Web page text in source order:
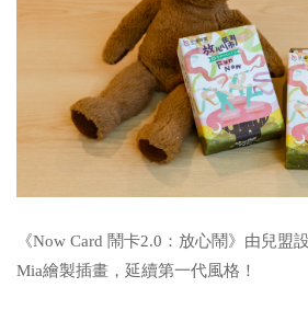
《Now Card 鬧卡2.0：放心鬧》由兒盟
Mia繪製插畫，延續第一代風格！